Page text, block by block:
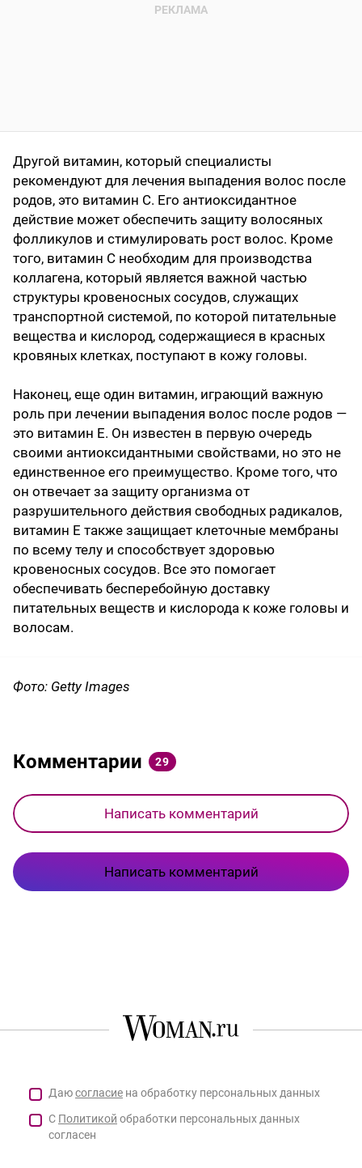
Другой витамин, который специалисты
рекомендуют для лечения выпадения волос после
родов, это витамин С. Его антиоксидантное
действие может обеспечить защиту волосяных
фолликулов и стимулировать рост волос. Кроме
того, витамин С необходим для производства
коллагена, который является важной частью
структуры кровеносных сосудов, служащих
транспортной системой, по которой питательные
вещества и кислород, содержащиеся в красных
кровяных клетках, поступают в кожу головы.
Наконец, еще один витамин, играющий важную
роль при лечении выпадения волос после родов —
это витамин Е. Он известен в первую очередь
своими антиоксидантными свойствами, но это не
единственное его преимущество. Кроме того, что
он отвечает за защиту организма от
разрушительного действия свободных радикалов,
витамин Е также защищает клеточные мембраны
по всему телу и способствует здоровью
кровеносных сосудов. Все это помогает
обеспечивать бесперебойную доставку
питательных веществ и кислорода к коже головы и
волосам.
Фото: Getty Images
Комментарии 29
Написать комментарий
Написать комментарий
Даюсогласие на обработку персональных данных
С Политикой обработки персональных данных
согласен